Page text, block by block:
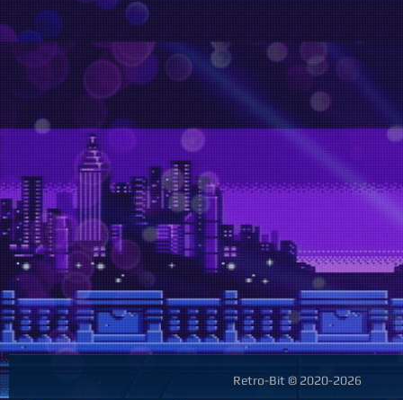
Retro-Bit © 2020-2026